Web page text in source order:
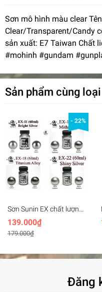
Sơn mô hình màu clear
Clear/Transparent/Candy
sản xuất: E7 Taiwan Chất
#mohinh #gundam
Sản phẩm cùng loại
- 22%
Sơn Sunin EX chất lượng
cao màu bạc màu thép
Titanium Mithril Silver
Shiny
139.000₫
179.000₫
Đăng